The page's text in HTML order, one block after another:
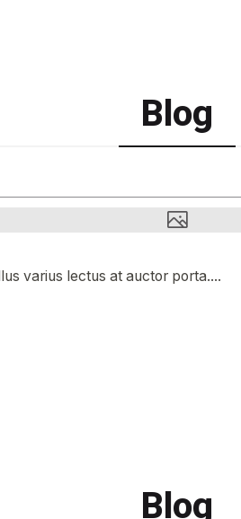
Blog
varius lectus at auctor porta....
Blog